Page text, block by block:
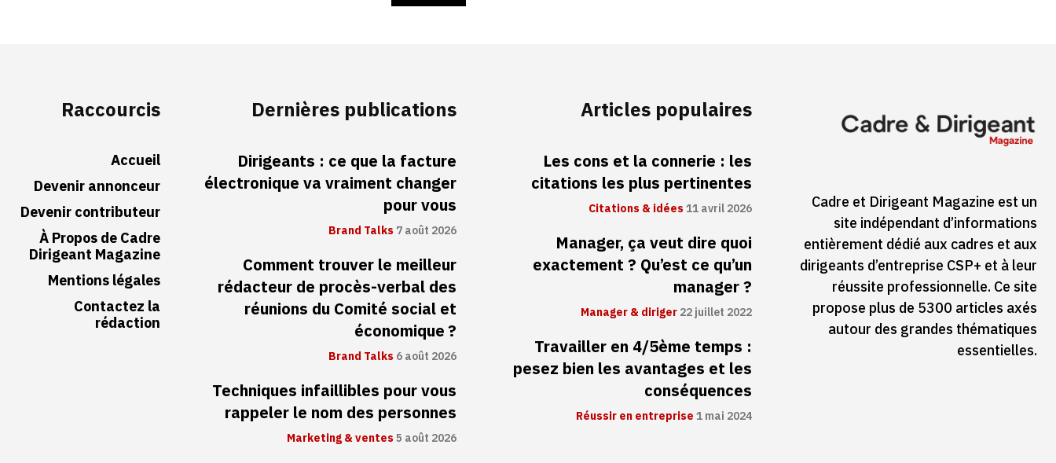
Raccourcis
Accueil
Devenir annonceur
Devenir contributeur
À Propos de Cadre
Dirigeant Magazine
Mentions légales
Contactez la
rédaction
Dernières publications
Dirigeants : ce que la facture
électronique va vraiment changer
pour vous
Brand Talks 7 août 2026
Comment trouver le meilleur
rédacteur de procès-verbal des
réunions du Comité social et
économique ?
Brand Talks 6 août 2026
Techniques infaillibles pour vous
rappeler le nom des personnes
Marketing & ventes5 août 2026
Articles populaires
Les cons et la connerie : les
citations les plus pertinentes
Citations & idées11 avril 2026
Manager, ça veut dire quoi
exactement ? Qu’est ce qu’un
manager ?
Manager & diriger22 juillet 2022
Travailler en 4/5ème temps :
pesez bien les avantages et les
conséquences
Réussir en entreprise1 mai 2024
Cadre et Dirigeant Magazine est un
site indépendant d’informations
entièrement dédié aux cadres et aux
dirigeants d’entreprise CSP+ et à leur
réussite professionnelle. Ce site
propose plus de 5300 articles axés
autour des grandes thématiques
essentielles.